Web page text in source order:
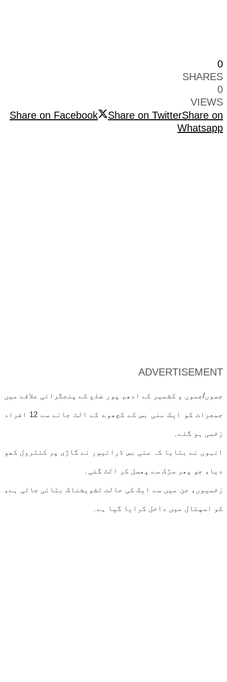
0
SHARES
0
VIEWS
Share on Facebook
Share on TwitterShare on
Whatsapp
ADVERTISEMENT
جموں/جموں و کشمیر کے ادھم پور ضلع کے پنجگرائی علاقے میں
جمعرات کو ایک منی بس کے کچھوے کے الٹ جانے سے 12 افراد
زخمی ہو گئے۔
انہوں نے بتایا کہ منی بس ڈرائیور نے گاڑی پر کنٹرول کھو
دیا، جو پھر سڑک سے پھسل کر الٹ گئی۔
زخمیوں، جن میں سے ایک کی حالت تشویشناک بتائی جاتی ہے،
کو اسپتال میں داخل کرایا گیا ہے۔